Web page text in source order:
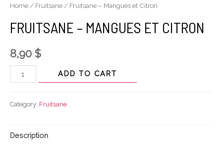
Home/ Fruitsane/ Fruitsane – Mangues et Citron
FRUITSANE – MANGUES ET CITRON
8,90 $
ADD TO CART
Category: Fruitsane
Description